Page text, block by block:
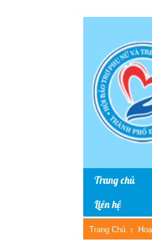
Trang chủ
Liên hệ
Trang Chủ